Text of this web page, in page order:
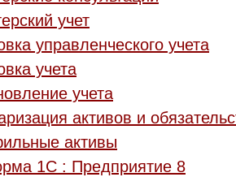
учет
управленческого учета
учета
учета
активов и
активы
1С : Предприятие 8